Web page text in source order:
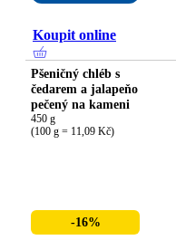
Koupit online
Pšeničný chléb s
čedarem a jalapeňo
pečený na kameni
450 g
(100 g = 11,09 Kč)
-16%